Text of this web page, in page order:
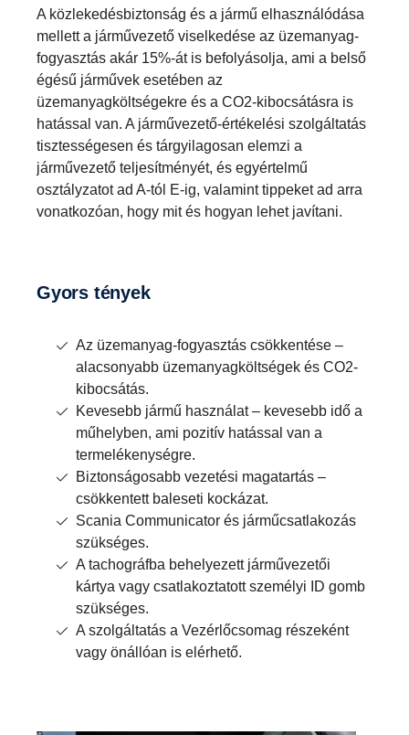
A közlekedésbiztonság és a jármű elhasználódása
mellett a járművezető viselkedése az üzemanyag-
fogyasztás akár 15%-át is befolyásolja, ami a belső
égésű járművek esetében az
üzemanyagköltségekre és a CO2-kibocsátásra is
hatással van. A járművezető-értékelési szolgáltatás
tisztességesen és tárgyilagosan elemzi a
járművezető teljesítményét, és egyértelmű
osztályzatot ad A-tól E-ig, valamint tippeket ad arra
vonatkozóan, hogy mit és hogyan lehet javítani.
Gyors tények
Az üzemanyag-fogyasztás csökkentése –
alacsonyabb üzemanyagköltségek és CO2-
kibocsátás.
Kevesebb jármű használat – kevesebb idő a
műhelyben, ami pozitív hatással van a
termelékenységre.
Biztonságosabb vezetési magatartás –
csökkentett baleseti kockázat.
Scania Communicator és járműcsatlakozás
szükséges.
A tachográfba behelyezett járművezetői
kártya vagy csatlakoztatott személyi ID gomb
szükséges.
A szolgáltatás a Vezérlőcsomag részeként
vagy önállóan is elérhető.